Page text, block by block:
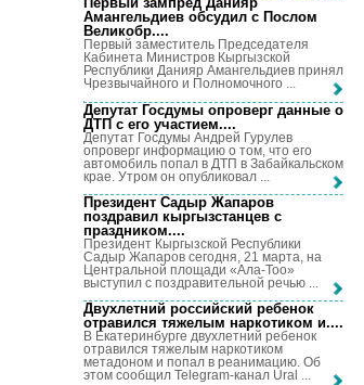
Амангельдиев обсудил с Послом
Великобр....
Первый заместитель Председателя
Кабинета Министров Кыргызской
Республики Данияр Амангельдиев принял
Чрезвычайного и Полномочного ...
Депутат Госдумы опроверг данные о
ДТП с его участием....
Депутат Госдумы Андрей Гурулев
опроверг информацию о том, что его
автомобиль попал в ДТП в Забайкальском
крае. Утром он опубликовал ...
Президент Садыр Жапаров
поздравил кыргызстанцев с
праздником....
Президент Кыргызской Республики
Садыр Жапаров сегодня, 21 марта, на
Центральной площади «Ала-Тоо»
выступил с поздравительной речью ...
Двухлетний российский ребенок
отравился тяжелым наркотиком и....
В Екатеринбурге двухлетний ребенок
отравился тяжелым наркотиком
метадоном и попал в реанимацию. Об
этом сообщил Telegram-канал Ural ...